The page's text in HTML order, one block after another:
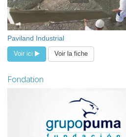
Paviland Industrial
Voir ici Voir la fiche
Fondation